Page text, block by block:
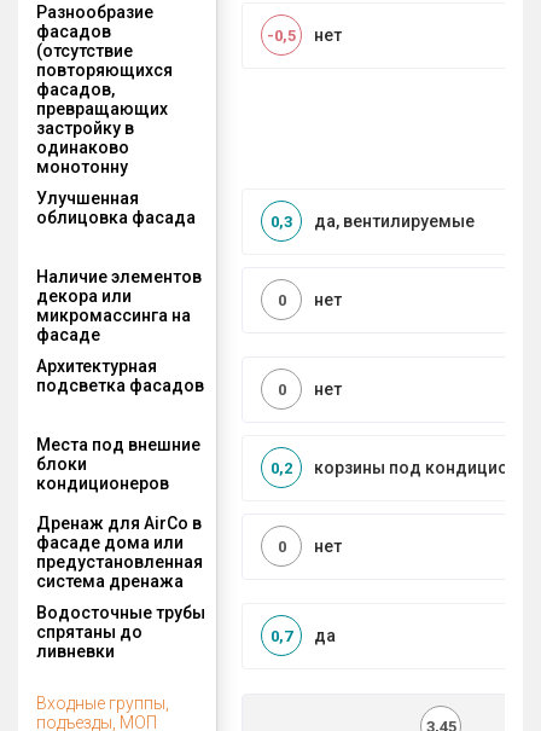
Разнообразие
фасадов
(отсутствие
повторяющихся
фасадов,
превращающих
застройку в
одинаково
монотонну
нет
-0,5
Улучшенная
облицовка фасада
да, вентилируемые
0,3
Наличие элементов
декора или
микромассинга на
фасаде
нет
0
Архитектурная
подсветка фасадов
нет
0
Места под внешние
блоки
кондиционеров
корзины под
0,2
Дренаж для AirCo в
фасаде дома или
предустановленная
система дренажа
нет
0
Водосточные трубы
спрятаны до
ливневки
да
0,7
Входные группы,
подъезды, МОП
3,45